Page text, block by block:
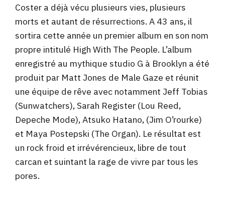
Coster a déjà vécu plusieurs vies, plusieurs
morts et autant de résurrections. A 43 ans, il
sortira cette année un premier album en son nom
propre intitulé High With The People. L’album
enregistré au mythique studio G à Brooklyn a été
produit par Matt Jones de Male Gaze et réunit
une équipe de rêve avec notamment Jeff Tobias
(Sunwatchers), Sarah Register (Lou Reed,
Depeche Mode), Atsuko Hatano, (Jim O’rourke)
et Maya Postepski (The Organ). Le résultat est
un rock froid et irrévérencieux, libre de tout
carcan et suintant la rage de vivre par tous les
pores.